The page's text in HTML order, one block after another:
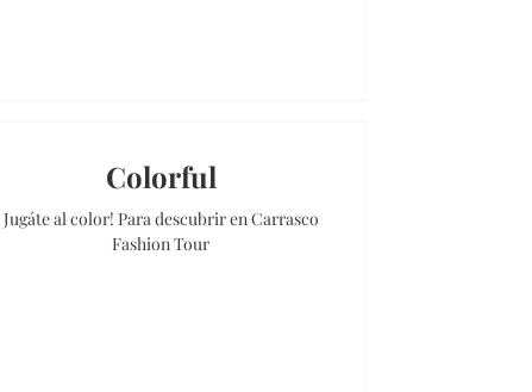
Colorful
Jugáte al color! Para descubrir en Carrasco
Fashion Tour